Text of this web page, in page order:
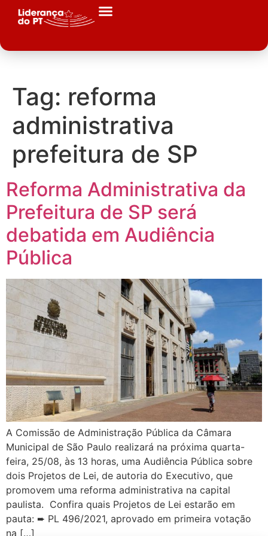
Tag: reforma
administrativa
prefeitura de SP
Reforma Administrativa da
Prefeitura de SP será
debatida em Audiência
Pública
A Comissão de Administração Pública da Câmara
Municipal de São Paulo realizará na próxima quarta-
feira, 25/08, às 13 horas, uma Audiência Pública sobre
dois Projetos de Lei, de autoria do Executivo, que
promovem uma reforma administrativa na capital
paulista. Confira quais Projetos de Lei estarão em
pauta: ➨ PL 496/2021, aprovado em primeira votação
na […]